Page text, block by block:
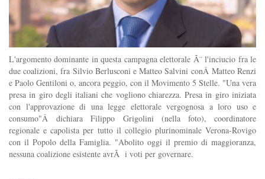
L'argomento dominante in questa campagna elettorale Ã¨ l'inciucio fra le
due coalizioni, fra Silvio Berlusconi e Matteo Salvini conÂ Matteo Renzi
e Paolo Gentiloni o, ancora peggio, con il Movimento 5 Stelle. "Una vera
presa in giro degli italiani che vogliono chiarezza. Presa in giro iniziata
con l'approvazione di una legge elettorale vergognosa a loro uso e
consumo"Â dichiara Filippo Grigolini (nella foto), coordinatore
regionale e capolista per tutto il collegio plurinominale Verona-Rovigo
con il Popolo della Famiglia. "Abolito oggi il premio di maggioranza,
nessuna coalizione esistente avrÃ i voti per governare.